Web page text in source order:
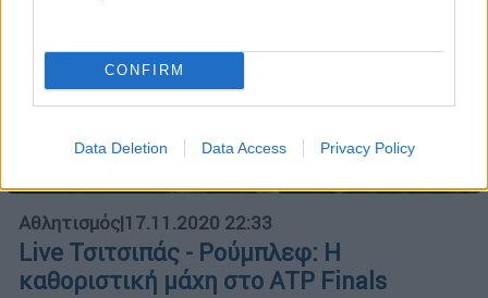
CONFIRM
Data Deletion Data Access Privacy Policy
Αθλητισμός|17.11.2020 22:33
Live Τσιτσιπάς - Ρούμπλεφ: Η
καθοριστική μάχη στο ATP Finals